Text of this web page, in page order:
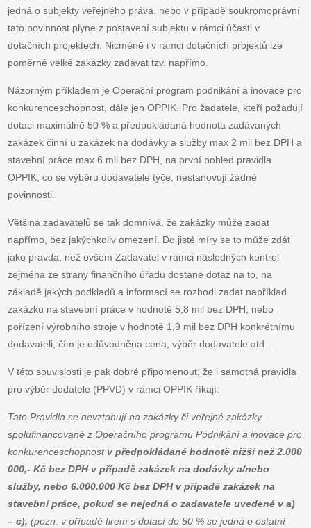
jedná o subjekty veřejného práva, nebo v případě soukromoprávní
tato povinnost plyne z postavení subjektu v rámci účasti v
dotačních projektech. Nicméně i v rámci dotačních projektů lze
poměrně velké zakázky zadávat tzv. napřímo.
Názorným příkladem je Operační program podnikání a inovace pro
konkurenceschopnost, dále jen OPPIK. Pro žadatele, kteří požadují
dotaci maximálně 50 % a předpokládaná hodnota zadávaných
zakázek činní u zakázek na dodávky a služby max 2 mil bez DPH a
stavební práce max 6 mil bez DPH, na první pohled pravidla
OPPIK, co se výběru dodavatele týče, nestanovují žádné
povinnosti.
Většina zadavatelů se tak domnívá, že zakázky může zadat
napřímo, bez jakýchkoliv omezení. Do jisté míry se to může zdát
jako pravda, než ovšem Zadavatel v rámci následných kontrol
zejména ze strany finančního úřadu dostane dotaz na to, na
základě jakých podkladů a informací se rozhodl zadat například
zakázku na stavební práce v hodnotě 5,8 mil bez DPH, nebo
pořízení výrobního stroje v hodnotě 1,9 mil bez DPH konkrétnímu
dodavateli, čím je odůvodněna cena, výběr dodavatele atd…
V této souvislosti je pak dobré připomenout, že i samotná pravidla
pro výběr dodatele (PPVD) v rámci OPPIK říkají:
Tato Pravidla se nevztahují na zakázky či veřejné zakázky
spolufinancované z Operačního programu Podnikání a inovace pro
konkurenceschopnostv předpokládané hodnotě nižší než 2.000
000,- Kč bez DPH v případě zakázek na dodávky a/nebo
služby, nebo 6.000.000 Kč bez DPH v případě zakázek na
stavební práce, pokud se nejedná o zadavatele uvedené v a)
– c), (pozn. v případě firem s dotací do 50 % se jedná o ostatní